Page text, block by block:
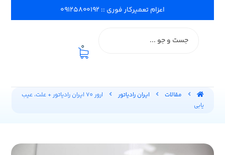
اعزام تعمیرکار فوری :: ۰۹۱۲۵۸۰۰۱۹۲
0
مقالات ایران رادیاتور
ارور 70 ایران رادیاتور + علت، عیب
یابی